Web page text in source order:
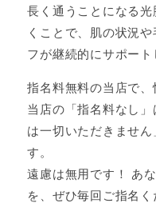
長く通うことになる
くことで、肌の状況
フが継続的にサポート
指名料無料の当店で、
当店の「指名料なし
は一切いただきませ
す。
遠慮は無用です！ あ
を、ぜひ毎回ご指名